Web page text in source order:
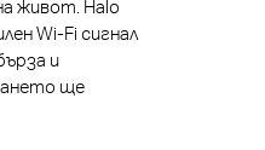
живот. Halo
Wi-Fi сигнал
и
ще